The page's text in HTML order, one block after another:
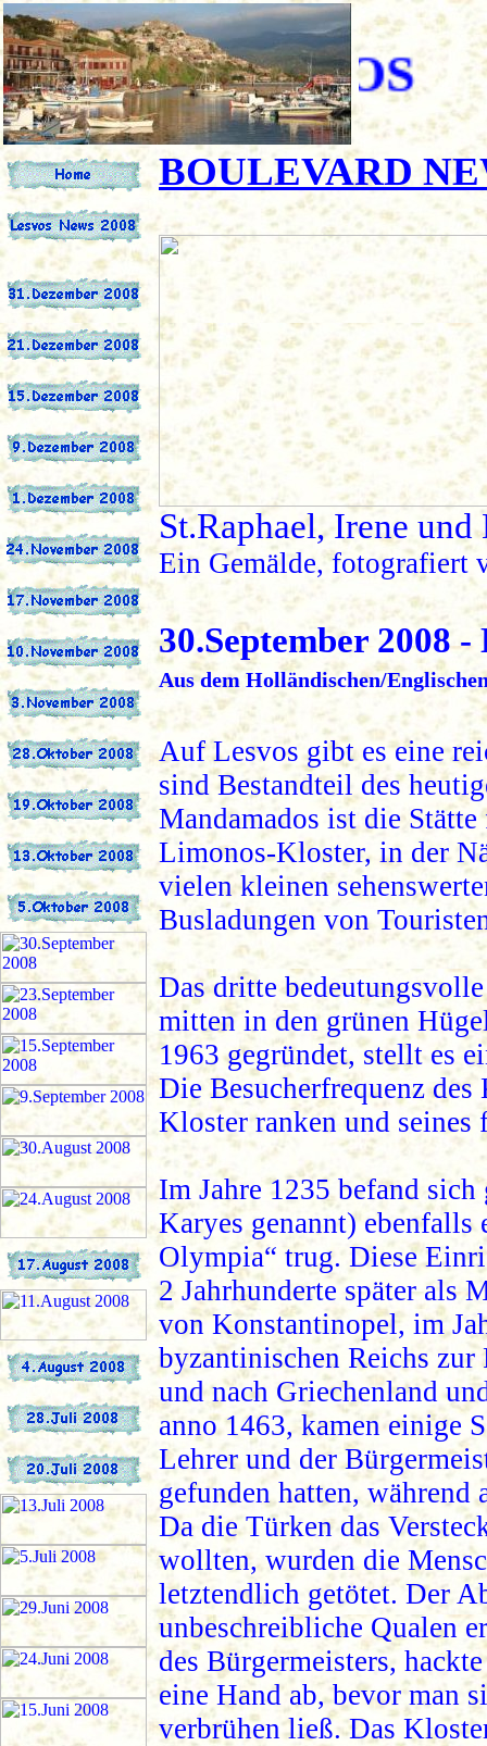
BOULEVARD
St.Raphael, Irene und
Ein Gemälde, fotografiert
30.September 2008
Aus dem Holländischen/
Auf Lesvos gibt es eine
sind Bestandteil des
Mandamados ist die
Limonos-Kloster, in der
vielen kleinen
Busladungen von
Das dritte
mitten in den grünen
1963 gegründet, stellt es
Die Besucherfrequenz
Kloster ranken und seines
Im Jahre 1235 befand
Karyes genannt) ebenfalls
Olympia“ trug. Diese
2 Jahrhunderte später als
von Konstantinopel, im
byzantinischen Reichs zur
und nach Griechenland
anno 1463, kamen einige
Lehrer und der
gefunden hatten,
Da die Türken das
wollten, wurden die
letztendlich getötet. Der
unbeschreibliche Qualen
des Bürgermeisters,
eine Hand ab, bevor man
verbrühen ließ. Das